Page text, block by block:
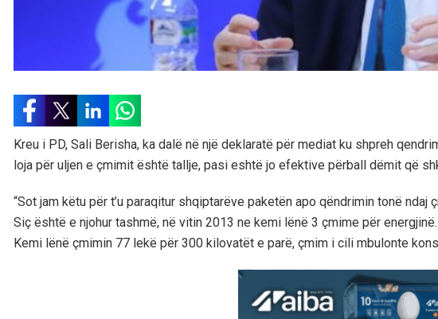
Kreu i PD, Sali Berisha, ka dalë në një deklaratë për mediat ku shpreh
loja për uljen e çmimit është tallje, pasi eshtë jo efektive përball dëmit që
“Sot jam këtu për t’u paraqitur shqiptarëve paketën apo qëndrimin tonë ndaj
Siç është e njohur tashmë, në vitin 2013 ne kemi lënë 3 çmime për energjinë.
Kemi lënë çmimin 77 lekë për 300 kilovatët e parë, çmim i cili mbulonte